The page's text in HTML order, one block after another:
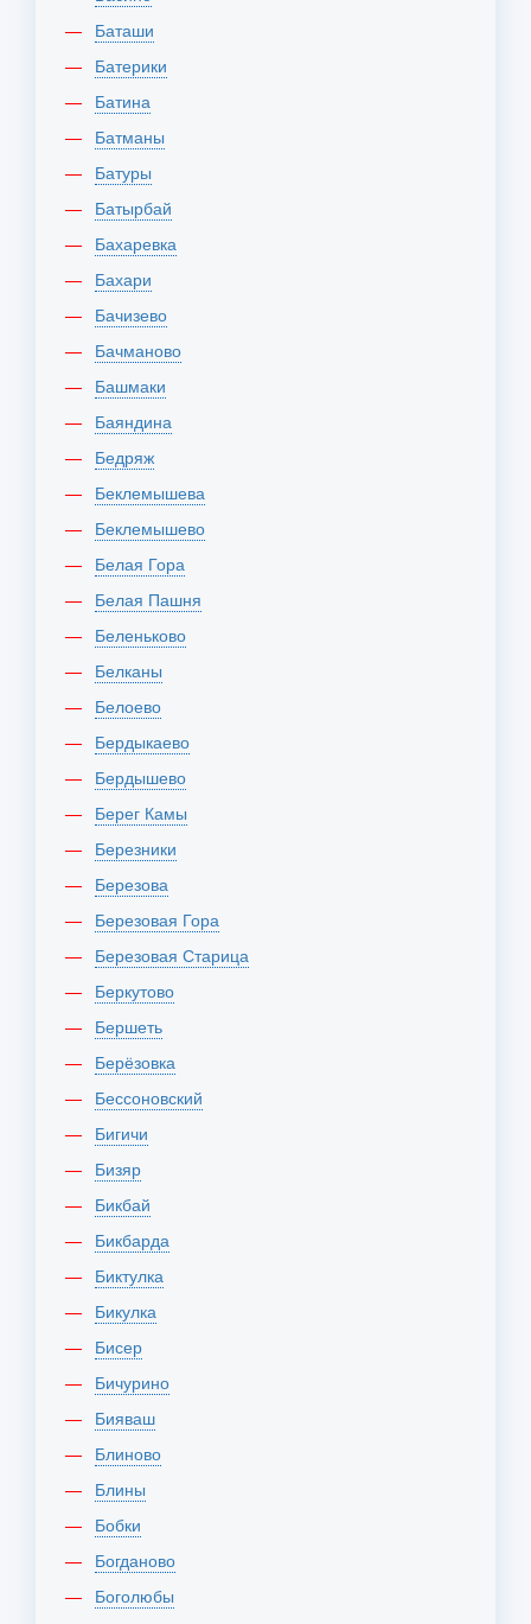
Баташи
Батерики
Батина
Батманы
Батуры
Батырбай
Бахаревка
Бахари
Бачизево
Бачманово
Башмаки
Баяндина
Бедряж
Беклемышева
Беклемышево
Белая Гора
Белая Пашня
Беленьково
Белканы
Белоево
Бердыкаево
Бердышево
Берег Камы
Березники
Березова
Березовая Гора
Березовая Старица
Беркутово
Бершеть
Берёзовка
Бессоновский
Бигичи
Бизяр
Бикбай
Бикбарда
Биктулка
Бикулка
Бисер
Бичурино
Бияваш
Блиново
Блины
Бобки
Богданово
Боголюбы